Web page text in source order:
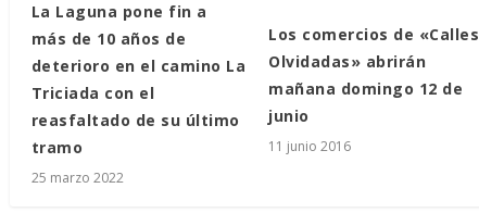
La Laguna pone fin a
más de 10 años de
deterioro en el camino La
Triciada con el
reasfaltado de su último
tramo
25 marzo 2022
Los comercios de «Calles
Olvidadas» abrirán
mañana domingo 12 de
junio
11 junio 2016